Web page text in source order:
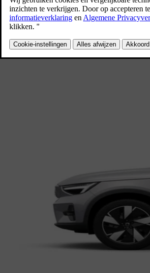
De compacte en volledig elektrische SUV.
duurzaamheid.Download de prijslijstof
geprijsdeEX30 Europa uitvoeringen.
Ontdek de EX30